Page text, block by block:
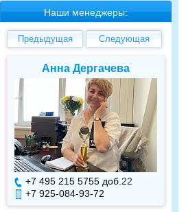
Наши менеджеры:
Предыдущая Следующая
Елена Валуева
+7 495 215 5755 доб. 7
+7 925-084-93-71